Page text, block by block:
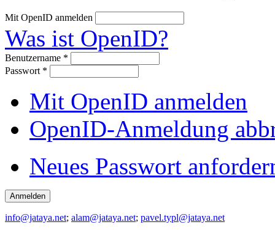
Mit OpenID anmelden
Was ist OpenID?
Benutzername *
Passwort *
Mit OpenID anmelden
OpenID-Anmeldung
Neues Passwort
info@jataya.net; alam@jataya.net; pavel.typl@jataya.net